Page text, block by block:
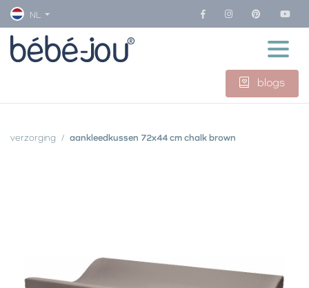
NL
blogs
verzorging aankleedkussen 72x44 cm chalk brown